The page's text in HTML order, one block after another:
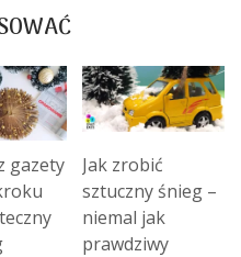
gazety
Jak zrobić
sztuczny śnieg –
niemal jak
prawdziwy